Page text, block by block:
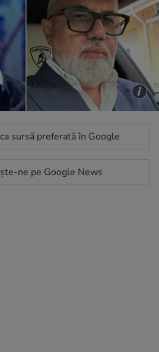
sursă preferată în Google
ne pe Google News